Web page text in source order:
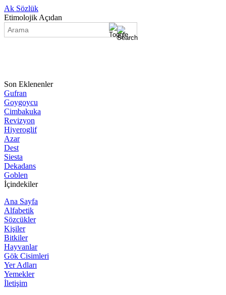
Ak Sözlük
Etimolojik Açıdan
Son Eklenenler
Gufran
Goygoycu
Cimbakuka
Revizyon
Hiyeroglif
Azar
Dest
Siesta
Dekadans
Goblen
İçindekiler
Ana Sayfa
Alfabetik
Sözcükler
Kişiler
Bitkiler
Hayvanlar
Gök Cisimleri
Yer Adları
Yemekler
İletişim